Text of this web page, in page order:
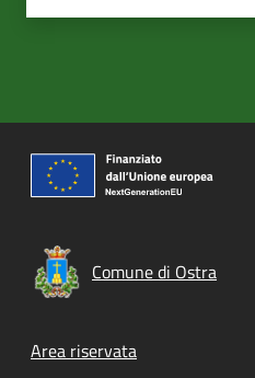
Comune di Ostra
Footer menu
Area riservata